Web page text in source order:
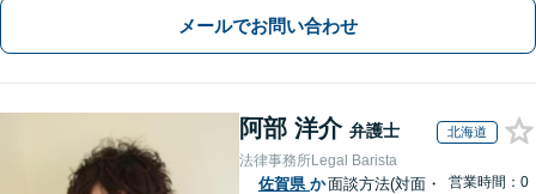
メールでお問い合わせ
阿部 洋介 弁護士 北海道
法律事務所Legal Barista
佐賀県 か面談方法(対面・
営業時間：0